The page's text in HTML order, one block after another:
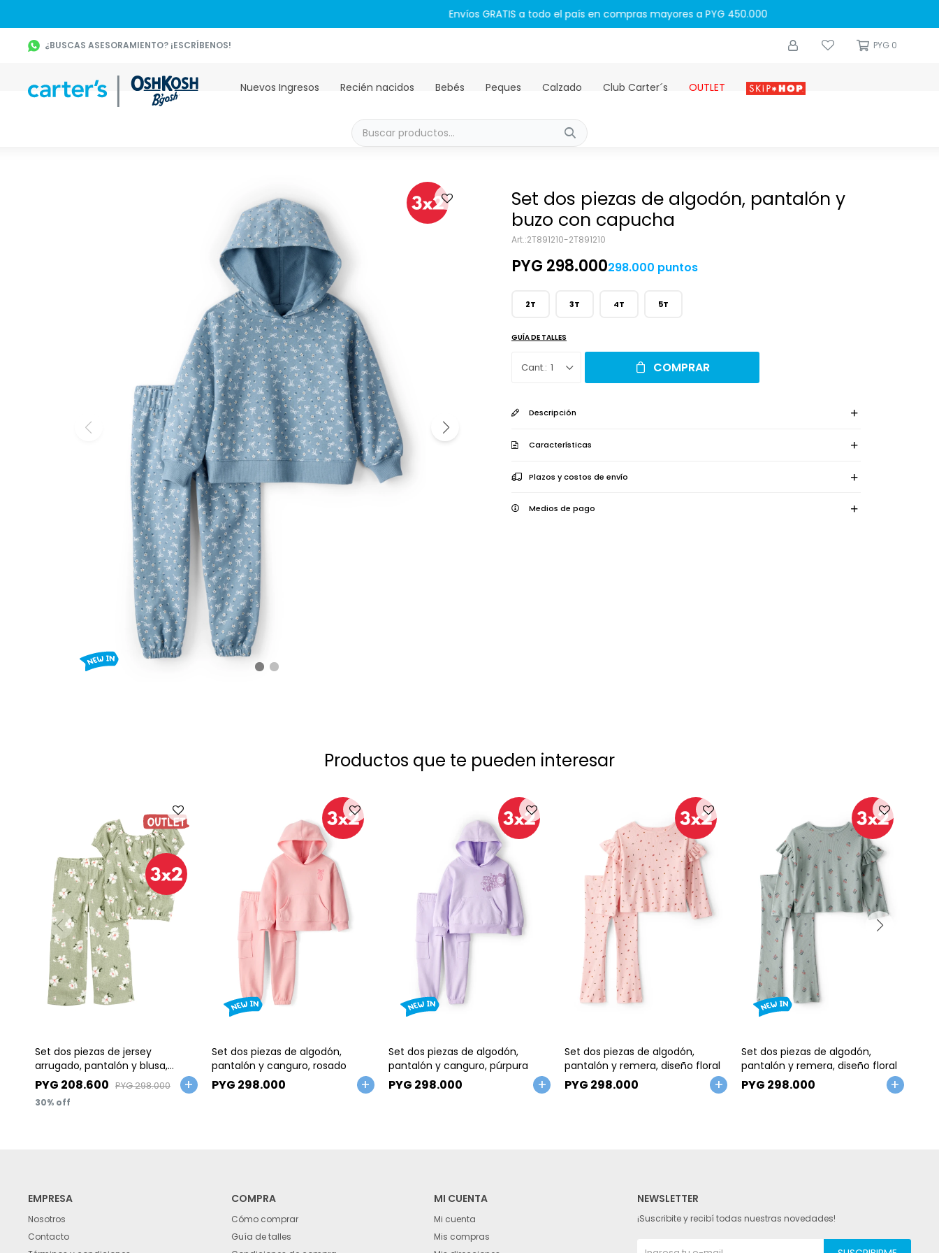
Envíos GRATIS a todo el país en compras mayores a PYG 450.000
Nuevos Ingresos Recién nacidos Bebés Peques Calzado Club Carter´s OUTLET Skip-hop
PYG 0
¿BUSCAS ASESORAMIENTO? ¡ESCRÍBENOS!
Set dos piezas de algodón, pantalón y
buzo con capucha
2T891210-2T891210
PYG 298.000298.000 puntos
2T 3T 4T 5T
GUÍA DE TALLES
1 COMPRAR
Descripción
Características
Plazos y costos de envío
Medios de pago
Productos que te pueden interesar
Set dos piezas de jersey
arrugado, pantalón y blusa,
diseño floral
PYG 208.600 PYG298.000
30
Set dos piezas de algodón,
pantalón y canguro, rosado
PYG 298.000
Set dos piezas de algodón,
pantalón y canguro, púrpura
PYG 298.000
Set dos piezas de algodón,
pantalón y remera, diseño floral
PYG 298.000
Set dos piezas de algodón,
pantalón y remera, diseño floral
PYG 298.000
EMPRESA
Nosotros
Contacto
COMPRA
Cómo comprar
Guía de talles
MI CUENTA
Mi cuenta
Mis compras
NEWSLETTER
¡Suscribite y recibí todas nuestras novedades!